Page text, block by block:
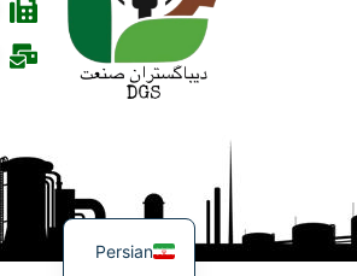
Persian
English